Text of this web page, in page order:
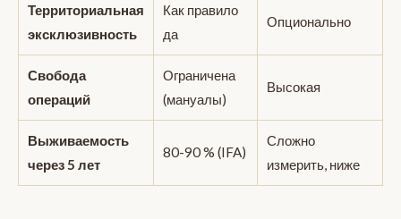
Территориальная
эксклюзивность
Как правило
да
Опционально
Свобода
операций
Ограничена
(мануалы)
Высокая
Выживаемость
через 5 лет
80-90 % (IFA)
Сложно
измерить, ниже